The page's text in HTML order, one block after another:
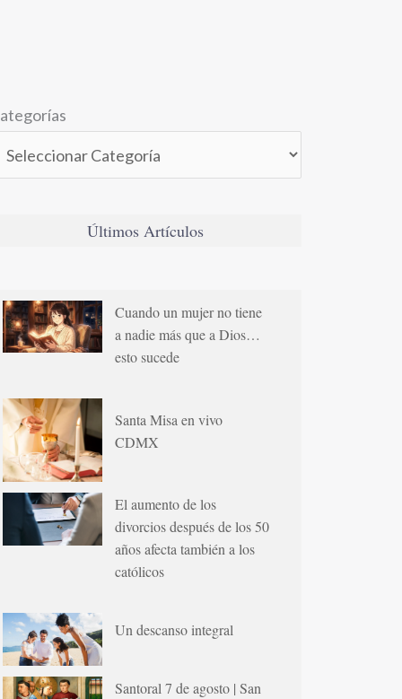
Últimos Artículos
Cuando un mujer no tiene
a nadie más que a Dios…
esto sucede
Santa Misa en vivo
CDMX
El aumento de los
divorcios después de los 50
años afecta también a los
católicos
Un descanso integral
Santoral 7 de agosto | San